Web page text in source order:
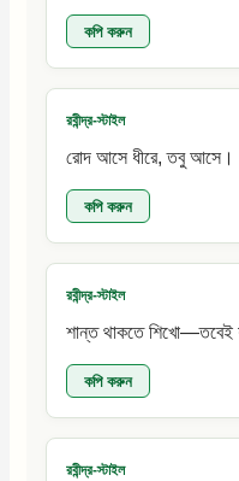
কপি করুন
রবীন্দ্র-স্টাইল
রোদ আসে ধীরে, তবু আসে।
কপি করুন
রবীন্দ্র-স্টাইল
শান্ত থাকতে শিখো—তবেই
কপি করুন
রবীন্দ্র-স্টাইল